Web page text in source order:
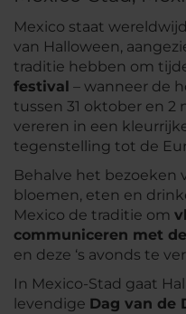
Mexico staat
van Halloween,
traditie hebben om
festival – wanneer de
tussen 31 oktober en 2
vereren in een
tegenstelling tot de
Behalve het bezoeken
bloemen, eten en
Mexico de traditie om
communiceren met
en deze ‘s avonds te
In Mexico-Stad gaat
levendige Dag van de